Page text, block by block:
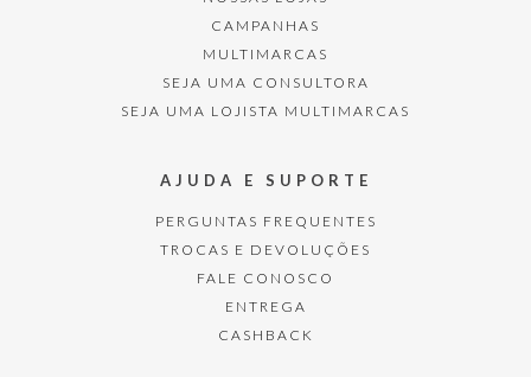
CAMPANHAS
MULTIMARCAS
SEJA UMA CONSULTORA
SEJA UMA LOJISTA MULTIMARCAS
AJUDA E SUPORTE
PERGUNTAS FREQUENTES
TROCAS E DEVOLUÇÕES
FALE CONOSCO
ENTREGA
CASHBACK